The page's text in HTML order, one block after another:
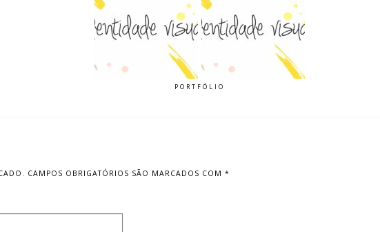
PORTFÓLIO
CAMPOS OBRIGATÓRIOS SÃO MARCADOS COM *